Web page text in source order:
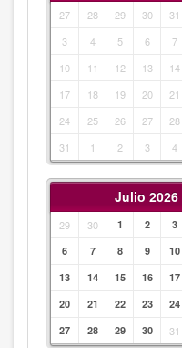
27 28 29 30 31
3
4 5 6 7
10
11 12 13 14
17
18 19 20 21
24
25 26 27 28
31
1 2 3 4
Julio 2026
29 30 1 2 3
6
7 8 9 10
13
14 15 16 17
20
21 22 23 24
27
28 29 30 31